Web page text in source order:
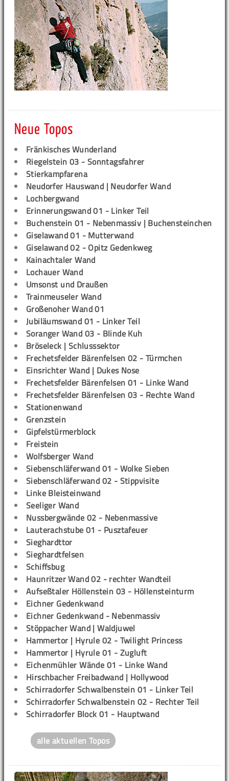
Neue Topos
Fränkisches Wunderland
Riegelstein 03 - Sonntagsfahrer
Stierkampfarena
Neudorfer Hauswand | Neudorfer Wand
Lochbergwand
Erinnerungswand 01 - Linker Teil
Buchenstein 01 - Nebenmassiv | Buchensteinchen
Giselawand 01 - Mutterwand
Giselawand 02 - Opitz Gedenkweg
Kainachtaler Wand
Lochauer Wand
Umsonst und Draußen
Trainmeuseler Wand
Großenoher Wand 01
Jubiläumswand 01 - Linker Teil
Soranger Wand 03 - Blinde Kuh
Bröseleck | Schlusssektor
Frechetsfelder Bärenfelsen 02 - Türmchen
Einsrichter Wand | Dukes Nose
Frechetsfelder Bärenfelsen 01 - Linke Wand
Frechetsfelder Bärenfelsen 03 - Rechte Wand
Stationenwand
Grenzstein
Gipfelstürmerblock
Freistein
Wolfsberger Wand
Siebenschläferwand 01 - Wolke Sieben
Siebenschläferwand 02 - Stippvisite
Linke Bleisteinwand
Seeliger Wand
Nussbergwände 02 - Nebenmassive
Lauterachstube 01 - Pusztafeuer
Sieghardttor
Sieghardtfelsen
Schiffsbug
Haunritzer Wand 02 - rechter Wandteil
Aufseßtaler Höllenstein 03 - Höllensteinturm
Eichner Gedenkwand
Eichner Gedenkwand - Nebenmassiv
Stöppacher Wand | Waldjuwel
Hammertor | Hyrule 02 - Twilight Princess
Hammertor | Hyrule 01 - Zugluft
Eichenmühler Wände 01 - Linke Wand
Hirschbacher Freibadwand | Hollywood
Schirradorfer Schwalbenstein 01 - Linker Teil
Schirradorfer Schwalbenstein 02 - Rechter Teil
Schirradorfer Block 01 - Hauptwand
alle aktuellen Topos